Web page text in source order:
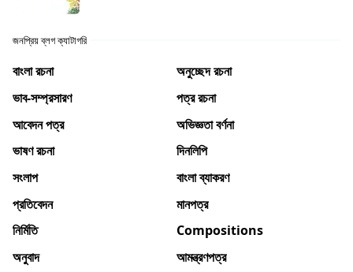
জনপ্রিয় ব্লগ ক্যাটাগরি
বাংলা রচনা
অনুচ্ছেদ রচনা
ভাব-সম্প্রসারণ
পত্র রচনা
আবেদন পত্র
অভিজ্ঞতা বর্ণনা
ভাষণ রচনা
দিনলিপি
সংলাপ
বাংলা ব্যাকরণ
প্রতিবেদন
মানপত্র
নির্মিতি
Compositions
অনুবাদ
আমন্ত্রণপত্র